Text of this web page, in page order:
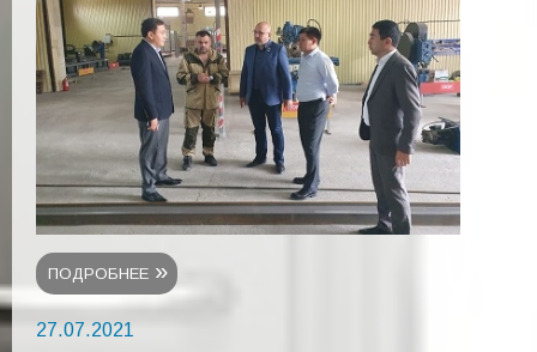
ПОДРОБНЕЕ
27.07.2021